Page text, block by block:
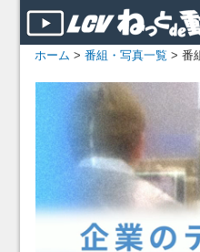
ホーム > 番組・写真一覧 > 番